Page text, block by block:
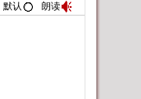
默认 朗读